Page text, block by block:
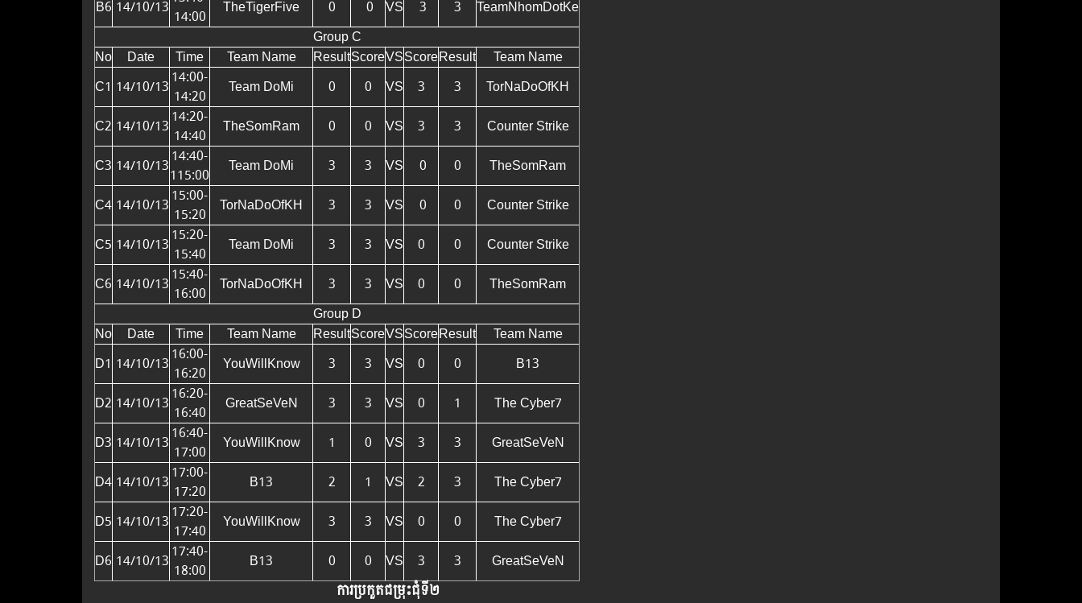
B6 14/10/13 14:00
TheTigerFive 0 0 VS 3 3
TeamNhomDotKe
Group C
No
Date Time Team Name ResultScoreVSScoreResult
Team Name
C1 14/10/1314:00-
14:20
Team DoMi 0 0 VS 3 3
TorNaDoOfKH
C2 14/10/1314:20-
14:40
TheSomRam 0 0 VS 3 3
Counter Strike
C3 14/10/1314:40-
115:00
Team DoMi 3 3 VS 0 0
TheSomRam
C4 14/10/1315:00-
15:20
TorNaDoOfKH 3 3 VS 0 0
Counter Strike
C5 14/10/1315:20-
15:40
Team DoMi 3 3 VS 0 0
Counter Strike
C6 14/10/1315:40-
16:00
TorNaDoOfKH 3 3 VS 0 0
TheSomRam
Group D
No
Date Time Team Name ResultScoreVSScoreResult
Team Name
D1 14/10/1316:00-
16:20
YouWillKnow 3 3 VS 0 0
B13
D2 14/10/1316:20-
16:40
GreatSeVeN 3 3 VS 0 1
The Cyber7
D3 14/10/1316:40-
17:00
YouWillKnow 1 0 VS 3 3
GreatSeVeN
D4 14/10/1317:00-
17:20
B13 2 1 VS 2 3
The Cyber7
D5 14/10/1317:20-
17:40
YouWillKnow 3 3 VS 0 0
The Cyber7
D6 14/10/1317:40-
18:00
B13 0 0 VS 3 3
GreatSeVeN
ការប្រកួតជម្រុះជុំទី២